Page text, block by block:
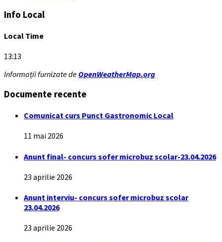
Info Local
Local Time
13:13
Informații furnizate de OpenWeatherMap.org
Documente recente
Comunicat curs Punct Gastronomic Local
11 mai 2026
Anunt final- concurs sofer microbuz scolar-23.04.2026
23 aprilie 2026
Anunt interviu- concurs sofer microbuz scolar
23.04.2026
23 aprilie 2026